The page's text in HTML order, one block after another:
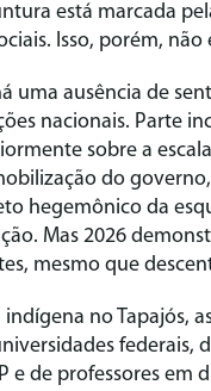
está marcada
Isso, porém, não
uma ausência de
nacionais. Parte
sobre a
do
hegemônico da
Mas 2026
mesmo que
no Tapajós,
federais,
e de professores em